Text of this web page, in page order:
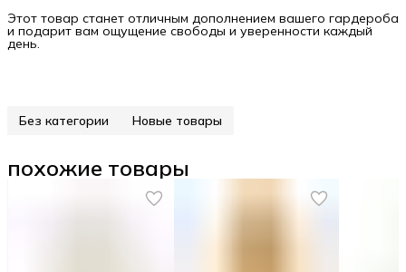
Этот товар станет отличным дополнением вашего гардероба
и подарит вам ощущение свободы и уверенности каждый
день.
Без категории Новые товары
похожие товары